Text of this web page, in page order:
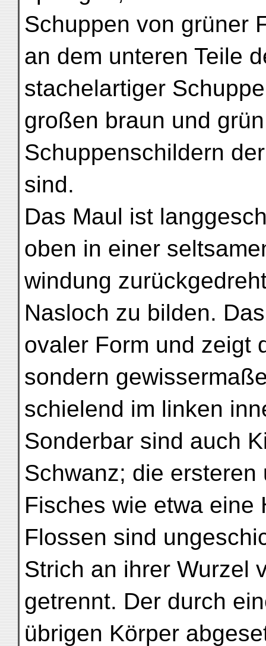
Schuppen von grüner
an dem unteren Teile
stachelartiger
großen braun und
Schuppenschildern
sind.
Das Maul ist
oben in einer
windung
Nasloch zu bilden.
ovaler Form und zeigt
sondern
schielend im linken
Sonderbar sind auch
Schwanz; die
Fisches wie etwa eine
Flossen sind
Strich an ihrer Wurzel
getrennt. Der durch
übrigen Körper